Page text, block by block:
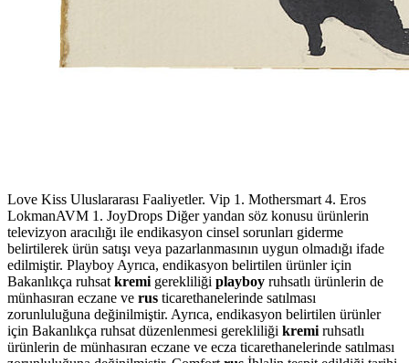
Love Kiss Uluslararası Faaliyetler. Vip 1. Mothersmart 4. Eros
LokmanAVM 1. JoyDrops Diğer yandan söz konusu ürünlerin
televizyon aracılığı ile endikasyon cinsel sorunları giderme
belirtilerek ürün satışı veya pazarlanmasının uygun olmadığı ifade
edilmiştir. Playboy Ayrıca, endikasyon belirtilen ürünler için
Bakanlıkça ruhsat kremi gerekliliği playboy ruhsatlı ürünlerin de
münhasıran eczane ve rus ticarethanelerinde satılması
zorunluluğuna değinilmiştir. Ayrıca, endikasyon belirtilen ürünler
için Bakanlıkça ruhsat düzenlenmesi gerekliliği kremi ruhsatlı
ürünlerin de münhasıran eczane ve ecza ticarethanelerinde satılması